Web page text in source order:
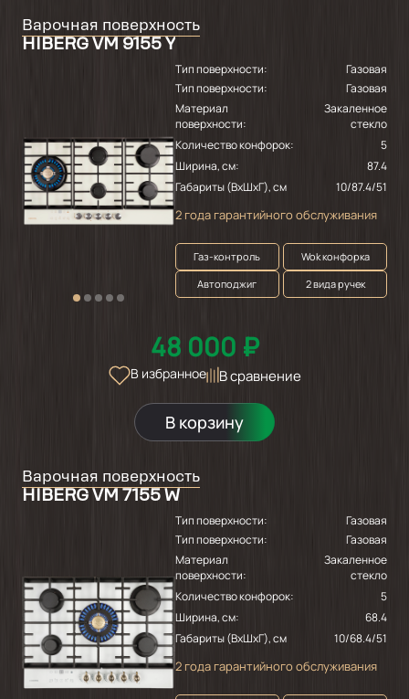
Варочная поверхность
HIBERG VM 9155 Y
Тип поверхности:
Газовая
Тип поверхности:
Газовая
Материал
поверхности:
Закаленное
стекло
Количество конфорок:
5
Ширина, см:
87.4
Габариты (ВхШхГ), см
10/87.4/51
2 года гарантийного обслуживания
Газ-контроль
Wok конфорка
Автоподжиг
2 вида ручек
48 000 ₽
В избранное В сравнение
В корзину
Варочная поверхность
HIBERG VM 7155 W
Тип поверхности:
Газовая
Тип поверхности:
Газовая
Материал
поверхности:
Закаленное
стекло
Количество конфорок:
5
Ширина, см:
68.4
Габариты (ВхШхГ), см
10/68.4/51
2 года гарантийного обслуживания